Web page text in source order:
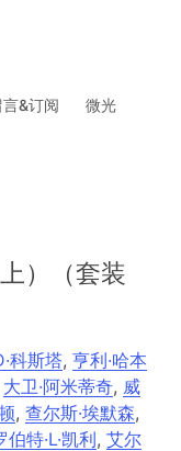
言&订阅 微光
）（套装
科斯塔,亨利·哈本
大卫·阿米蒂奇, 威
,查尔斯·埃默森,
伯特·L·凯利,艾尔